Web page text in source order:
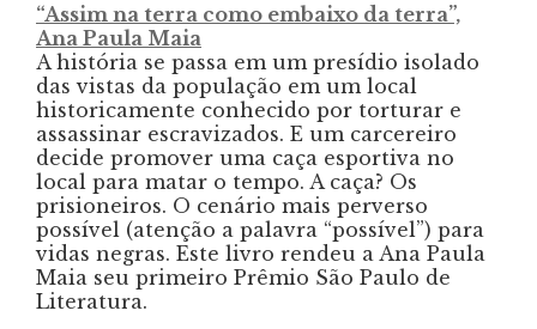
“Assim na terra como embaixo da terra”,
Ana Paula Maia
A história se passa em um presídio isolado
das vistas da população em um local
historicamente conhecido por torturar e
assassinar escravizados. E um carcereiro
decide promover uma caça esportiva no
local para matar o tempo. A caça? Os
prisioneiros. O cenário mais perverso
possível (atenção a palavra “possível”) para
vidas negras. Este livro rendeu a Ana Paula
Maia seu primeiro Prêmio São Paulo de
Literatura.